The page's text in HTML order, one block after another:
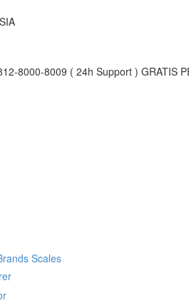
8000-8009 ( 24h Support ) GRATIS